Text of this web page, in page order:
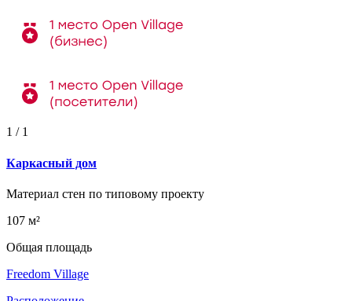
1 / 1
Каркасный дом
Материал стен по типовому проекту
107 м²
Общая площадь
Freedom Village